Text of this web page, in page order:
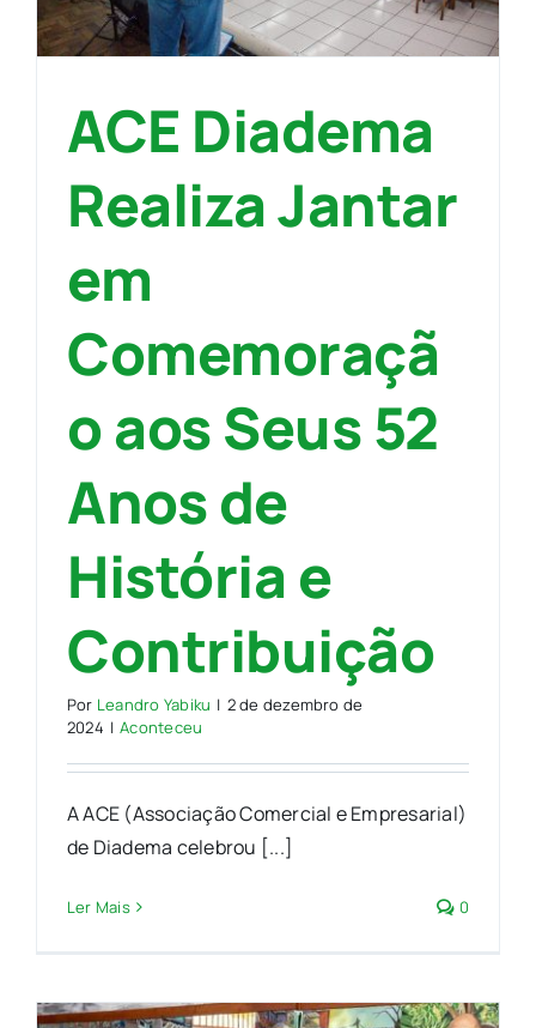
ACE Diadema
Realiza Jantar
em
Comemoraçã
o aos Seus 52
Anos de
História e
Contribuição
Por Leandro Yabiku | 2 de dezembro de
2024 | Aconteceu
A ACE (Associação Comercial e Empresarial)
de Diadema celebrou [...]
Ler Mais 0